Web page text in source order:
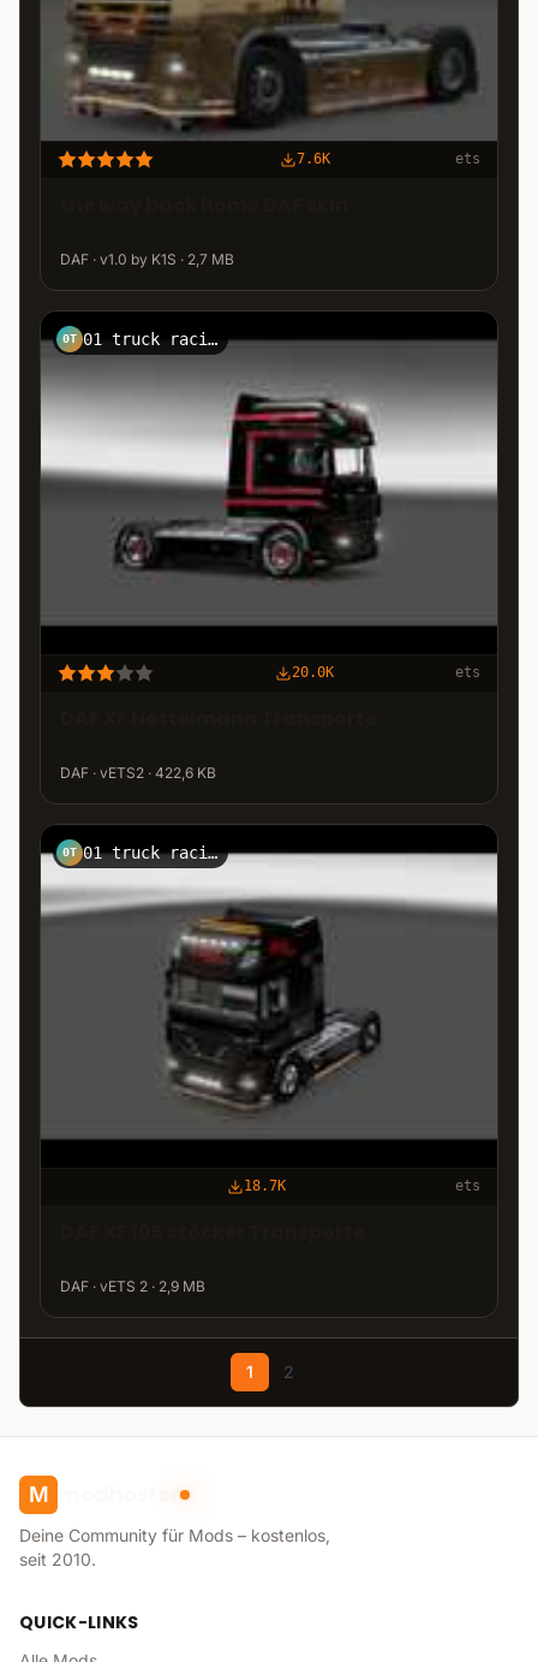
7.6K ets
DAF · v1.0 by K1S · 2,7 MB
0T 01 truck racing
20.0K ets
DAF · vETS2 · 422,6 KB
0T 01 truck racing
18.7K ets
DAF · vETS 2 · 2,9 MB
1 2
M modhoster
Deine Community für Mods – kostenlos,
seit 2010.
QUICK-LINKS